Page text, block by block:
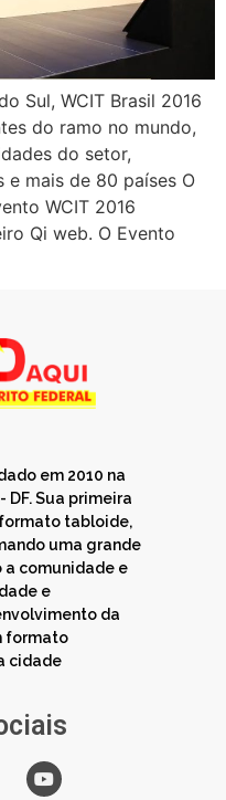
Sul, WCIT Brasil 2016
do ramo no mundo,
do setor,
e mais de 80 países O
WCIT 2016
Qi web. O Evento
em 2010 na
Sua primeira
tabloide,
uma grande
comunidade e
e
da
formato
cidade